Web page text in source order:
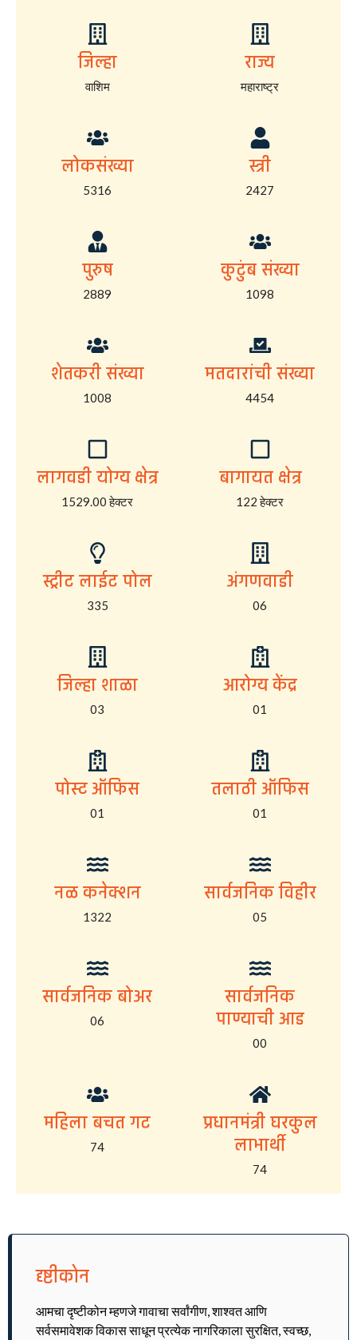
जिल्हा
वाशिम
राज्य
महाराष्ट्र
लोकसंख्या
5316
स्त्री
2427
पुरुष
2889
कुटुंब संख्या
1098
शेतकरी संख्या
1008
मतदारांची संख्या
4454
लागवडी योग्य क्षेत्र
1529.00 हेक्टर
बागायत क्षेत्र
122 हेक्टर
स्ट्रीट लाईट पोल
335
अंगणवाडी
06
जिल्हा शाळा
03
आरोग्य केंद्र
01
पोस्ट ऑफिस
01
तलाठी ऑफिस
01
नळ कनेक्शन
1322
सार्वजनिक विहीर
05
सार्वजनिक बोअर
06
सार्वजनिक
पाण्याची आड
00
महिला बचत गट
74
प्रधानमंत्री घरकुल
लाभार्थी
74
दृष्टीकोन
आमचा दृष्टीकोन म्हणजे गावाचा सर्वांगीण, शाश्वत आणि
सर्वसमावेशक विकास साधून प्रत्येक नागरिकाला सुरक्षित, स्वच्छ,